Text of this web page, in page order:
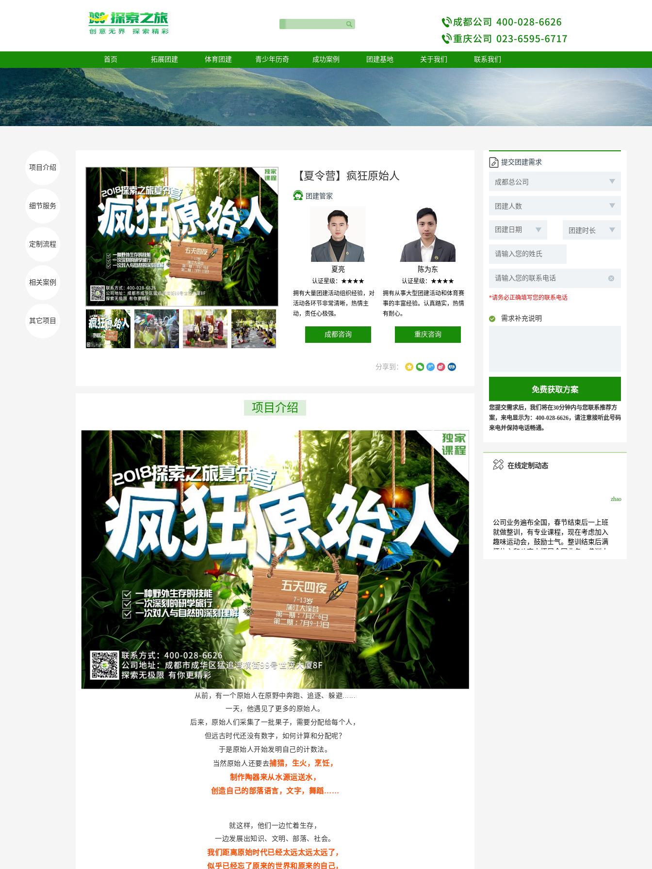
首页 拓展团建 体育团建 青少年历奇 成功案例 团建基地 关于我们 联系我们
项目介绍
细节服务
定制流程
相关案例
其它项目
【夏令营】疯狂原始人
团建管家
夏亮
认证星级：★★★★
拥有大量团建活动组织经验，对
活动各环节非常清晰，热情主
动，责任心极强。
成都咨询
陈为东
认证星级：★★★★
拥有从事大型团建活动和体育赛
事的丰富经验。认真踏实，热情
有耐心。
重庆咨询
分享到：
项目介绍
从前，有一个原始人在原野中奔跑、追逐、躲避......
一天，他遇见了更多的原始人。
后来，原始人们采集了一批果子，需要分配给每个人，
但远古时代还没有数字，如何计算和分配呢？
于是原始人开始发明自己的计数法。
当然原始人还要去捕猎，生火，烹饪，
制作陶器来从水源运送水，
创造自己的部落语言，文字，舞蹈……
就这样，他们一边忙着生存，
一边发展出知识、文明、部落、社会。
我们距离原始时代已经太远太远太远了，
似乎已经忘了原来的世界和原来的自己，
提交团建需求
*请务必正确填写您的联系电话
需求补充说明
您提交需求后，我们将在30分钟内与您联系推荐方
案，来电显示为：400-028-6626，请注意接听此号码
来电并保持电话畅通。
在线定制动态
zhao
公司业务遍布全国，春节结束后一上班
就做整训，有专业课程，现在考虑加入
趣味运动会，鼓励士气。整训结束后满
怀信心和斗志去拓展全国业务。参训人